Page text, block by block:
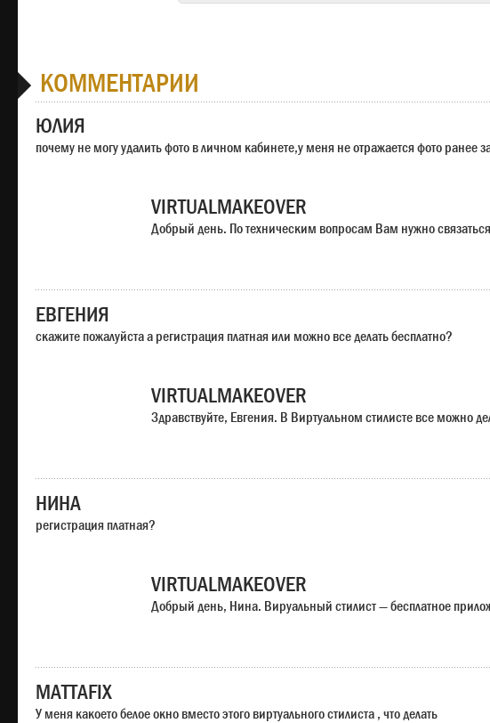
КОММЕНТАРИИ
ЮЛИЯ
почему не могу удалить фото в личном кабинете,у меня не отражается фото ранее
VIRTUALMAKEOVER
Добрый день. По техническим вопросам Вам нужно
ЕВГЕНИЯ
скажите пожалуйста а регистрация платная или можно все делать бесплатно?
VIRTUALMAKEOVER
Здравствуйте, Евгения. В Виртуальном стилисте все можно
НИНА
регистрация платная?
VIRTUALMAKEOVER
Добрый день, Нина. Вируальный стилист — бесплатное
MATTAFIX
У меня какоето белое окно вместо этого виртуального стилиста , что делать